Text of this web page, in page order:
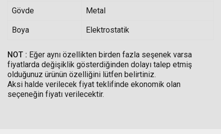
Gövde Metal
Boya Elektrostatik
NOT : Eğer aynı özellikten birden fazla seşenek varsa
fiyatlarda değişiklik gösterdiğinden dolayı talep etmiş
olduğunuz ürünün özelliğini lütfen belirtiniz.
Aksi halde verilecek fiyat teklifinde ekonomik olan
seçeneğin fiyatı verilecektir.